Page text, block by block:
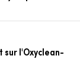
sur l'Oxyclean-